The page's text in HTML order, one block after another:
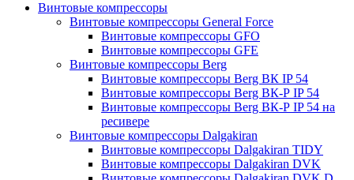
Винтовые компрессоры
Винтовые компрессоры General Force
Винтовые компрессоры GFO
Винтовые компрессоры GFE
Винтовые компрессоры Berg
Винтовые компрессоры Berg ВК IP 54
Винтовые компрессоры Berg ВК-Р IP 54
Винтовые компрессоры Berg ВК-Р IP 54 на
ресивере
Винтовые компрессоры Dalgakiran
Винтовые компрессоры Dalgakiran TIDY
Винтовые компрессоры Dalgakiran DVK